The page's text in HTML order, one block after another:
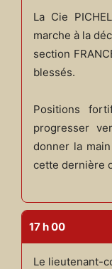
La Cie
marche à la
section
blessés.
Positions
progresser
donner la
cette dernière
17 h 00
Le lieutenant-